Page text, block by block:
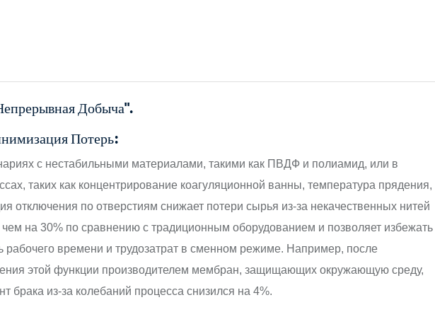
Добыча".
Потерь:
с нестабильными материалами, такими как ПВДФ и полиамид, или в
таких как концентрирование коагуляционной ванны, температура прядения,
отключения по отверстиям снижает потери сырья из-за некачественных нитей
чем на 30% по сравнению с традиционным оборудованием и позволяет избежать
рабочего времени и трудозатрат в сменном режиме. Например, после
этой функции производителем мембран, защищающих окружающую среду,
брака из-за колебаний процесса снизился на 4%.